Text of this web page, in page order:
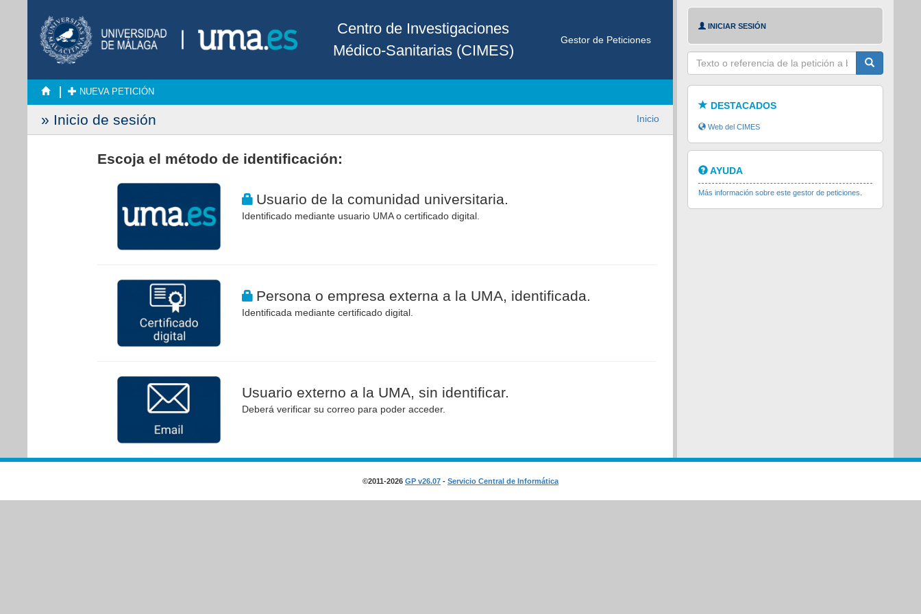
Centro de Investigaciones
Médico-Sanitarias (CIMES)
Gestor de Peticiones
NUEVA PETICIÓN
» Inicio de sesión Inicio
Escoja el método de identificación:
Usuario de la comunidad universitaria.
Identificado mediante usuario UMA o certificado digital.
Persona o empresa externa a la UMA, identificada.
Identificada mediante certificado digital.
Usuario externo a la UMA, sin identificar.
Deberá verificar su correo para poder acceder.
INICIAR SESIÓN
Texto
a
buscar
DESTACADOS
Web del CIMES
AYUDA
Más información sobre este gestor de peticiones
©2011-2026 GP v26.07 - Servicio Central de Informática